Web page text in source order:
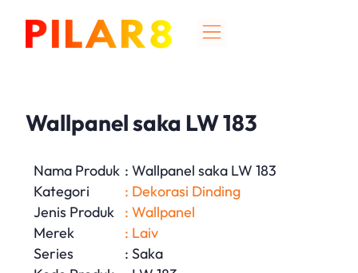
Wallpanel saka LW 183
Nama Produk : Wallpanel saka LW 183
Kategori
: Dekorasi Dinding
Jenis Produk
: Wallpanel
Merek
: Laiv
Series
: Saka